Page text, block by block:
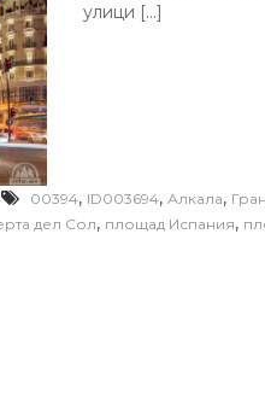
улици […]
00394, ID003694, Алкала,
дел Сол, площад Испания,